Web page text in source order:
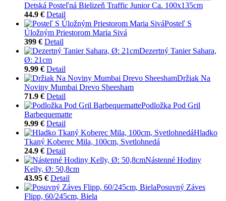
Detská Posteľná Bielizeň Traffic Junior Ca. 100x135cm
44.9 € Detail
Posteľ S
Úložným Priestorom Maria Sivá
399 € Detail
Dezertný Tanier Sahara,
Ø: 21cm
9.99 € Detail
Držiak Na
Noviny Mumbai Drevo Sheesham
71.9 € Detail
Podložka Pod Gril
Barbequematte
9.99 € Detail
Hladko
Tkaný Koberec Mila, 100cm, Svetlohnedá
24.9 € Detail
Nástenné Hodiny
Kelly, Ø: 50,8cm
43.95 € Detail
Posuvný Záves
Flipp, 60/245cm, Biela